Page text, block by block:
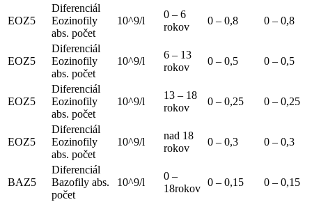
EOZ5
Diferenciál
Eozinofily
abs. počet
10^9/l
0 – 6
rokov
0 – 0,8 0 – 0,8
EOZ5
Diferenciál
Eozinofily
abs. počet
10^9/l
6 – 13
rokov
0 – 0,5 0 – 0,5
EOZ5
Diferenciál
Eozinofily
abs. počet
10^9/l
13 – 18
rokov
0 – 0,25 0 – 0,25
EOZ5
Diferenciál
Eozinofily
abs. počet
10^9/l
nad 18
rokov
0 – 0,3 0 – 0,3
BAZ5
Diferenciál
Bazofily abs.
počet
10^9/l
0 –
18rokov
0 – 0,15 0 – 0,15